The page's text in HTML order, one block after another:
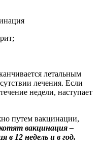
летальным
лечения. Если
недели, наступает
путем вакцинации,
вакцинация –
в 12 недель и в год.